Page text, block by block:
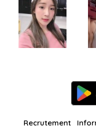
Recrutement